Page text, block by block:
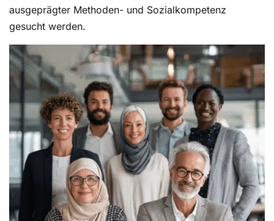
ausgeprägter Methoden- und Sozialkompetenz
gesucht werden.